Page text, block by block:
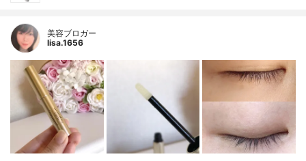
美容ブロガー
lisa.1656